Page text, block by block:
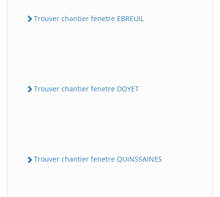
Trouver chantier fenetre EBREUIL
Trouver chantier fenetre DOYET
Trouver chantier fenetre QUINSSAINES